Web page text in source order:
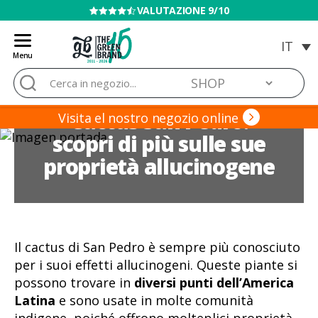
VENDITA VIETATA AI MINORI
Menu
Blog
de
Grow
Barato
Cerca:
Visita el nostro negozio online
Cactus San Pedro:
scopri di più sulle sue
proprietà allucinogene
Il cactus di San Pedro è sempre più conosciuto
per i suoi effetti allucinogeni. Queste piante si
possono trovare in diversi punti dell’America
Latina e sono usate in molte comunità